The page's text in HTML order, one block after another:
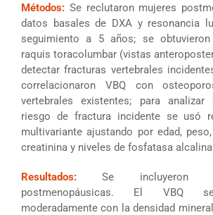
Métodos:Se reclutaron mujeres
datos basales de DXA y resonancia
seguimiento a 5 años; se obtuvieron
raquis toracolumbar (vistas
detectar fracturas vertebrales
correlacionaron VBQ con
vertebrales existentes; para
riesgo de fractura incidente se usó
multivariante ajustando por edad,
creatinina y niveles de fosfatasa
Resultados:Se incluyeron
postmenopáusicas. El VBQ
moderadamente con la densidad